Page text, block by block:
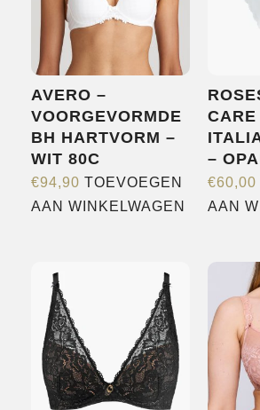
CONTACT
AVERO –
VOORGEVORMDE
BH HARTVORM –
WIT 80C
€94,90 TOEVOEGEN
AAN WINKELWAGEN
CARE
–
€60,00
AAN